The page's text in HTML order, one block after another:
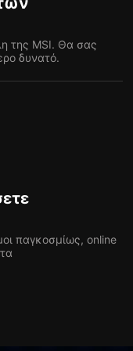
της MSI. Θα σας
δυνατό.
παγκοσμίως, online